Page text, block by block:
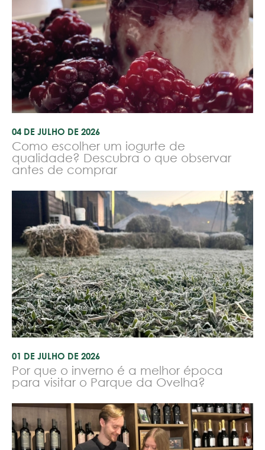
04 DE JULHO DE 2026
Como escolher um iogurte de
qualidade? Descubra o que observar
antes de comprar
01 DE JULHO DE 2026
Por que o inverno é a melhor época
para visitar o Parque da Ovelha?